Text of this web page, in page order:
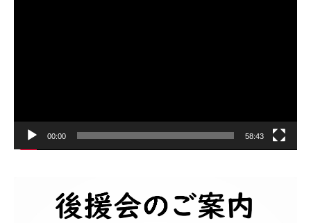
00:00 58:43